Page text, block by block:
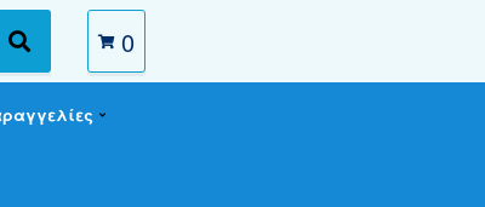
S
e
r
0